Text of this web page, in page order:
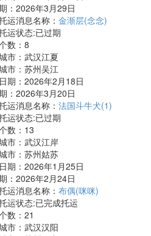
：2026年3月29日
运消息名称： 金渐层(念念)
运状态:已过期
数： 8
市：武汉江夏
市：苏州吴江
期：2026年2月18日
：2026年3月20日
运消息名称： 法国斗牛犬(1)
运状态:已过期
数： 13
市：武汉江岸
市：苏州姑苏
期：2026年1月25日
：2026年2月24日
运消息名称： 布偶(咪咪)
运状态:已完成托运
数： 21
市：武汉汉阳